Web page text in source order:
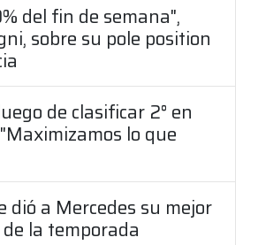
del fin de semana",
sobre su pole position
de clasificar 2° en
lo que
dió a Mercedes su mejor
la temporada